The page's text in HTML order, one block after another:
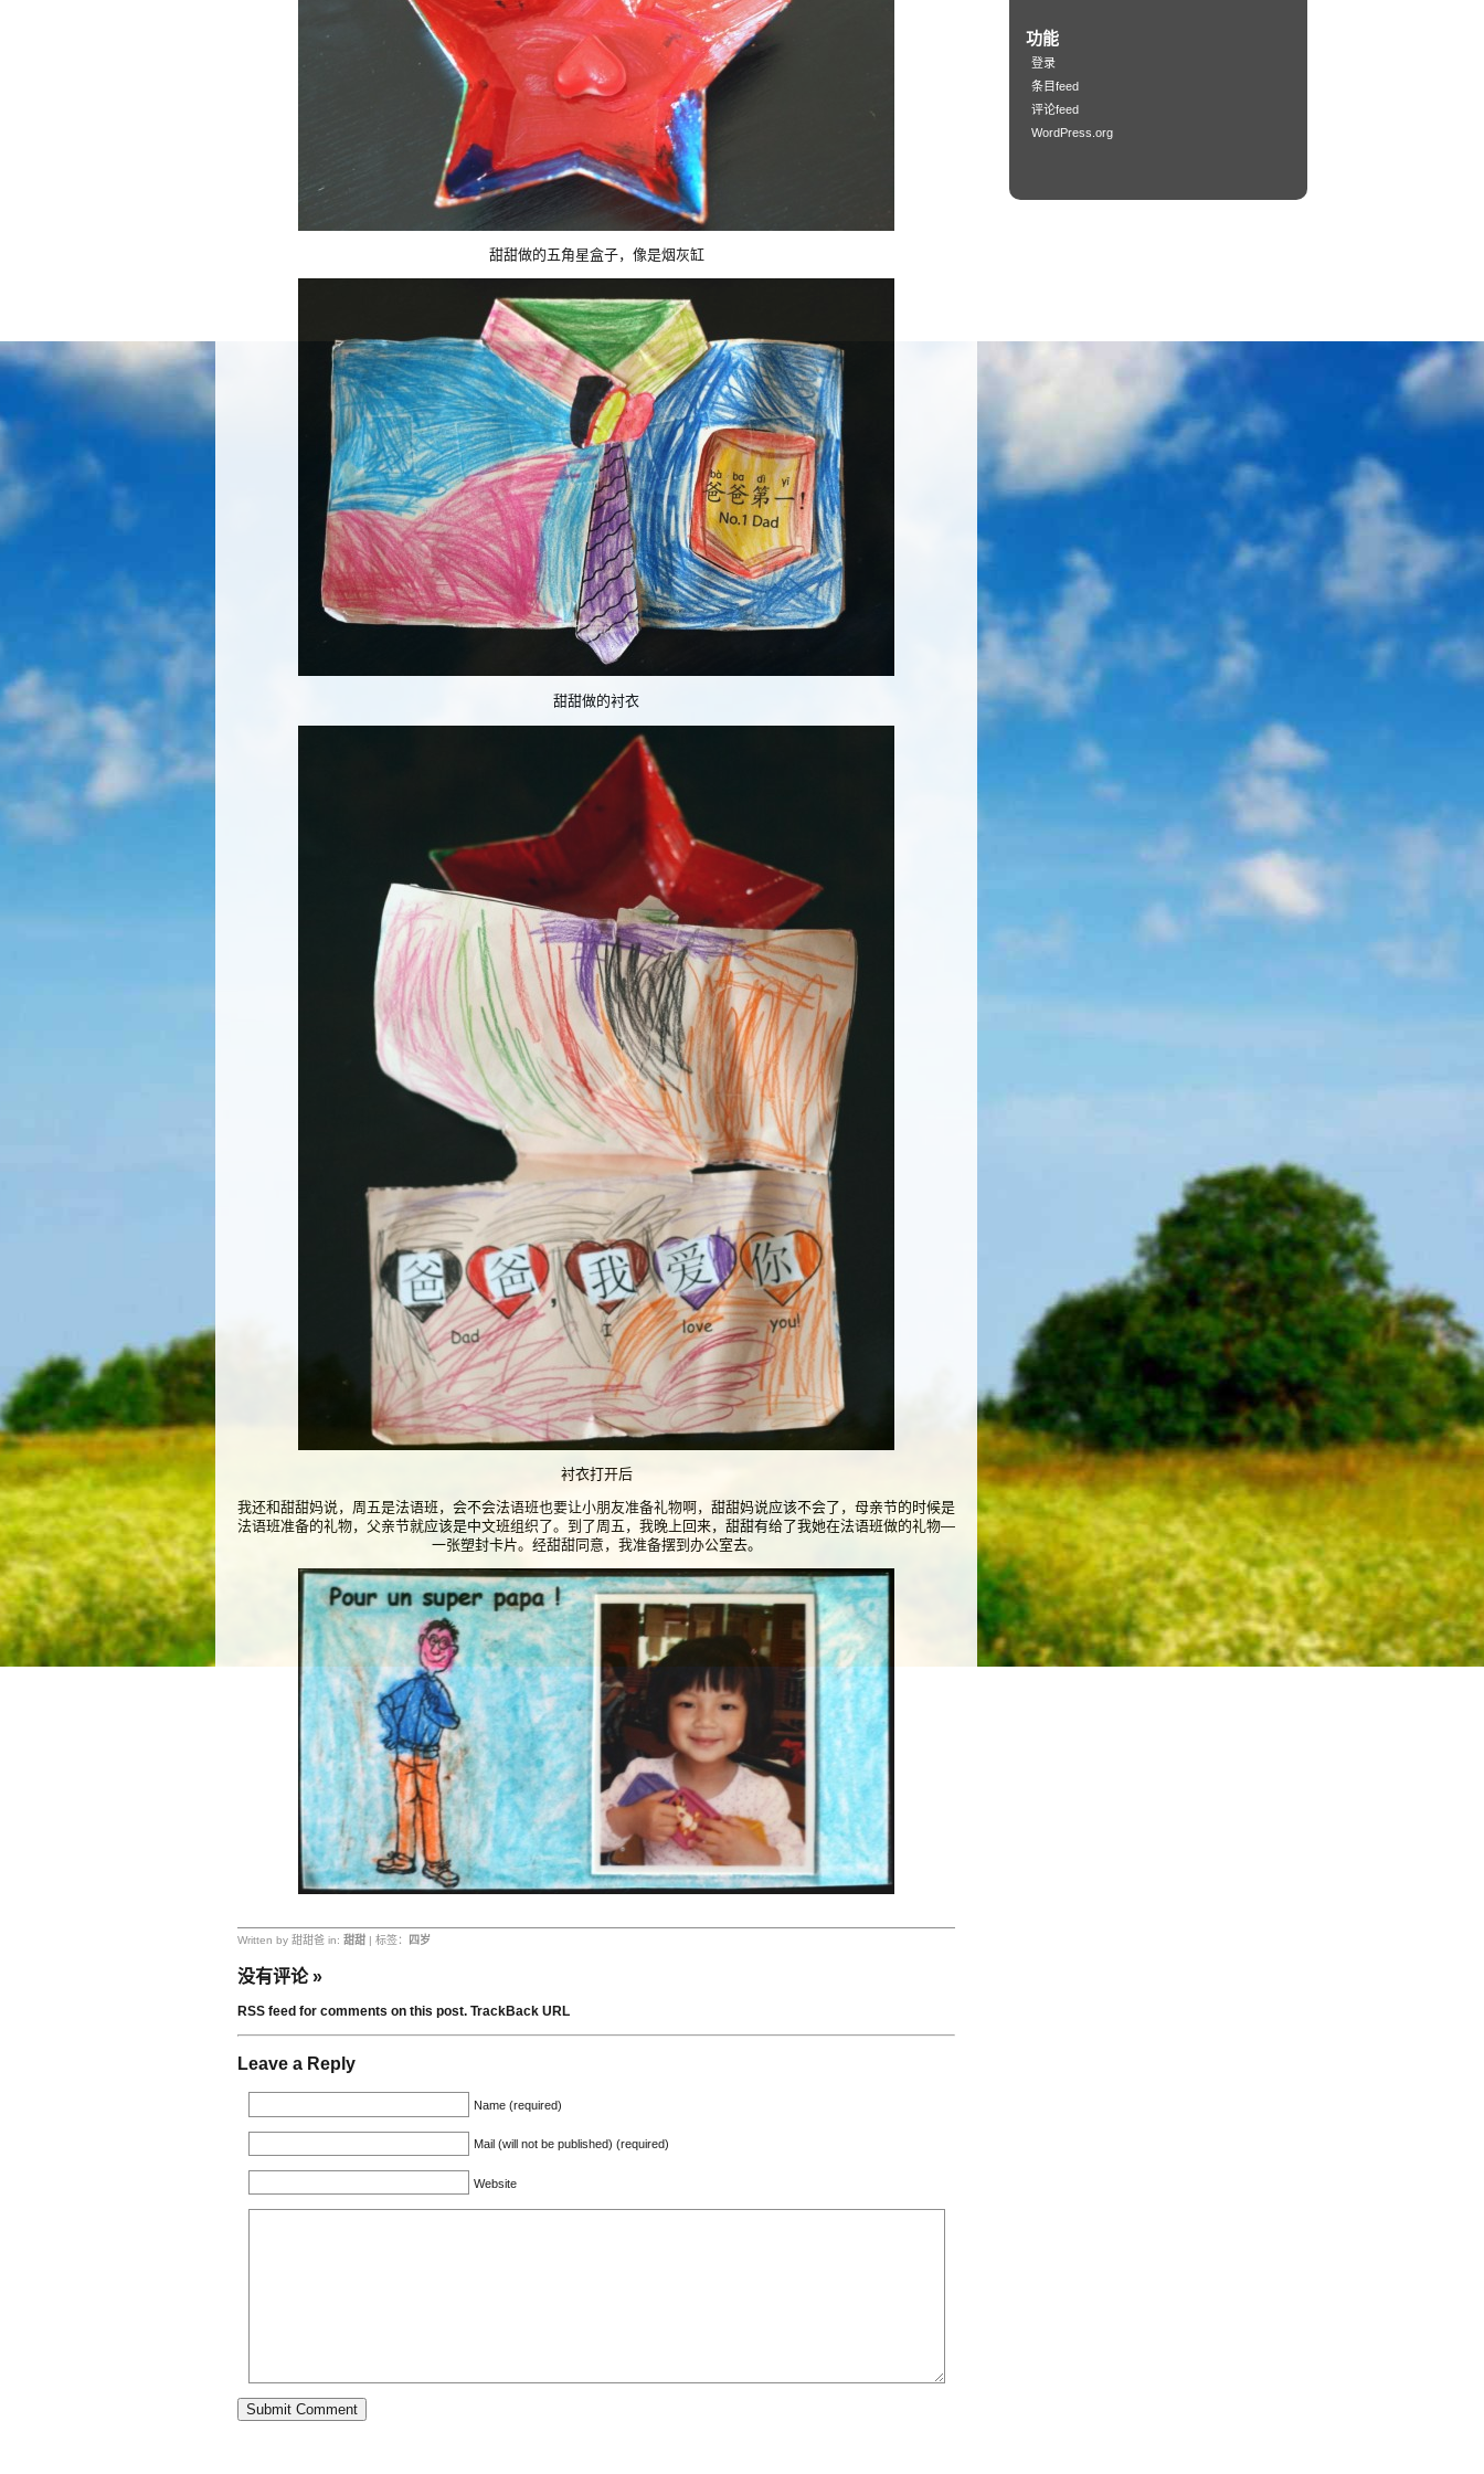
甜甜做的五角星盒子，像是烟灰缸
甜甜做的衬衣
衬衣打开后
我还和甜甜妈说，周五是法语班，会不会法语班也要让小朋友准备礼物啊，甜甜妈说应该不会了，母亲节的时候是
法语班准备的礼物，父亲节就应该是中文班组织了。到了周五，我晚上回来，甜甜有给了我她在法语班做的礼物—
一张塑封卡片。经甜甜同意，我准备摆到办公室去。
Written by 甜甜爸 in: 甜甜 | 标签： 四岁
没有评论»
RSS feed for comments on this post. TrackBack URL
Leave a Reply
Name (required)
Mail (will not be published) (required)
Website
功能
登录
条目feed
评论feed
WordPress.org